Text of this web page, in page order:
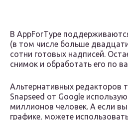
В AppForType
(в том числе больше
сотни готовых надписей.
снимок и обработать его по
Альтернативных редакторов
Snapseed от Google
миллионов человек. А если
графике, можете